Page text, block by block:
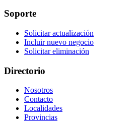
Soporte
Solicitar actualización
Incluir nuevo negocio
Solicitar eliminación
Directorio
Nosotros
Contacto
Localidades
Provincias